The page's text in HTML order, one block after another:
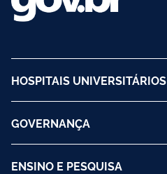
HOSPITAIS UNIVERSITÁRIOS
GOVERNANÇA
ENSINO E PESQUISA